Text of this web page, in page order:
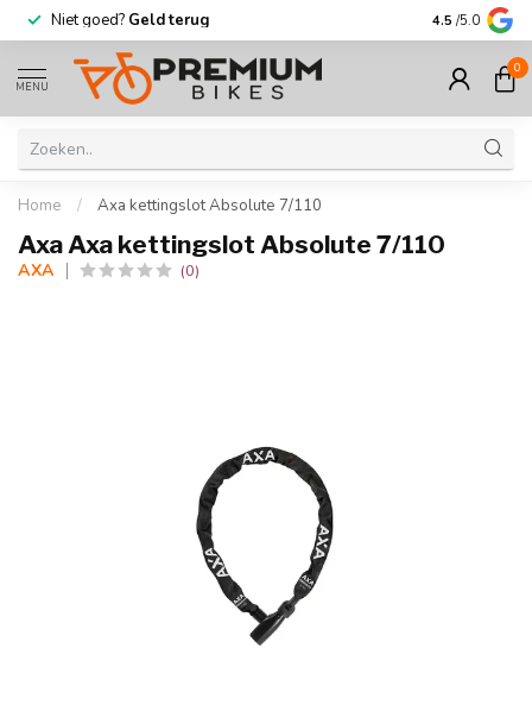
Niet goed? Geld terug Meer dan
4.5 /5.0
MENU
0
Home / Axa kettingslot Absolute 7/110
Axa Axa kettingslot Absolute 7/110
AXA (0)